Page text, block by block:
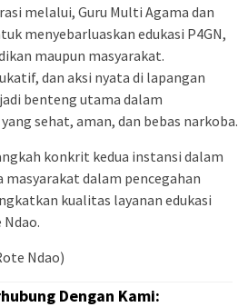
melalui, Guru Multi Agama dan
menyebarluaskan edukasi P4GN,
maupun masyarakat.
dan aksi nyata di lapangan
benteng utama dalam
sehat, aman, dan bebas narkoba.
konkrit kedua instansi dalam
dalam pencegahan
kualitas layanan edukasi
Ndao)
Dengan Kami: